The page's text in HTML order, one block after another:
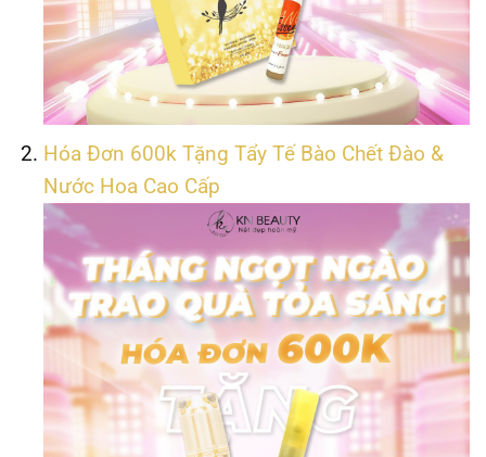
Hóa Đơn 600k Tặng Tẩy Tế Bào Chết Đào &
Nước Hoa Cao Cấp